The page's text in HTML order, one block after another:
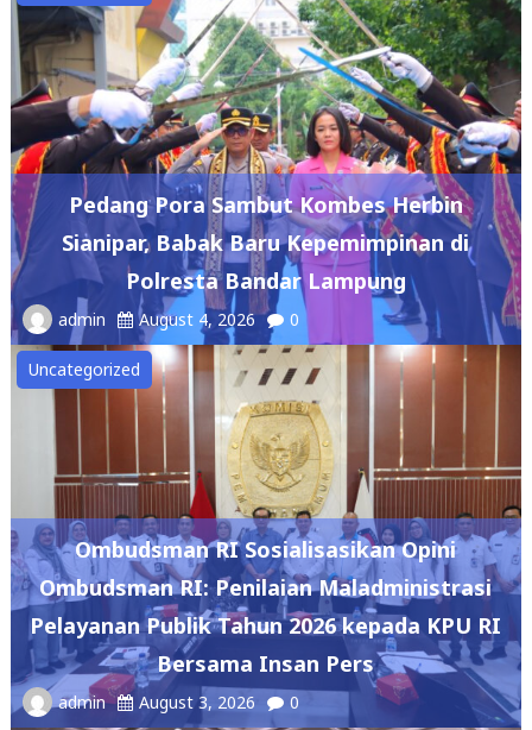
Pedang Pora Sambut Kombes Herbin
Sianipar, Babak Baru Kepemimpinan di
Polresta Bandar Lampung
admin August 4, 2026 0
Uncategorized
Ombudsman RI Sosialisasikan Opini
Ombudsman RI: Penilaian Maladministrasi
Pelayanan Publik Tahun 2026 kepada KPU RI
Bersama Insan Pers
admin August 3, 2026 0